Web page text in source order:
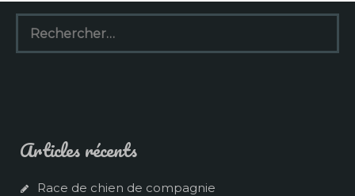
Rechercher :
Articles récents
Race de chien de compagnie